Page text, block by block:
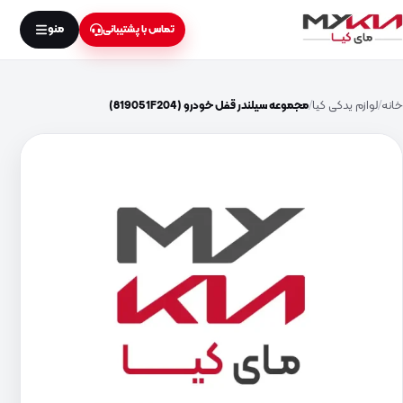
تماس با پشتیبانی منو
خانه لوازم یدکی کیا مجموعه سیلندر قفل خودرو (819051F204)